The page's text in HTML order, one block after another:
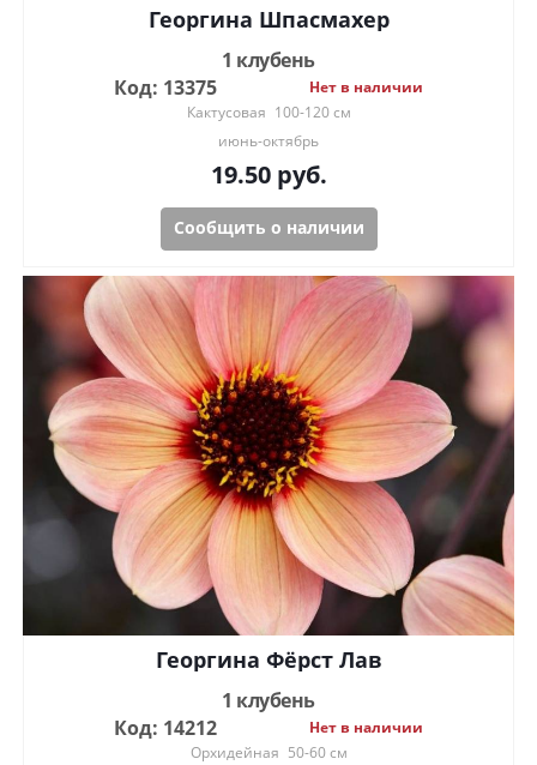
Георгина Шпасмахер
1 клубень
Код: 13375
Нет в наличии
Кактусовая 100-120 см
июнь-октябрь
19.50руб.
Сообщить о наличии
Георгина Фёрст Лав
1 клубень
Код: 14212
Нет в наличии
Орхидейная 50-60 см